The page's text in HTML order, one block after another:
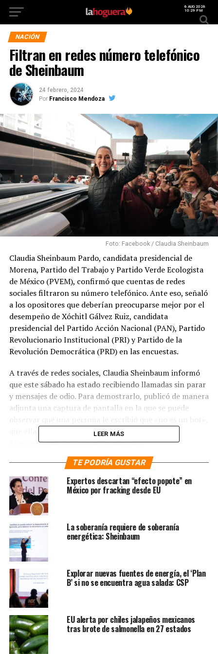
6 AUG 2026
10:29 PM
NACIÓN
Filtran en redes número telefónico
de Sheinbaum
24 febrero, 2024
Por Francisco Mendoza
Foto: Facebook / Claudia Sheinbaum
Claudia Sheinbaum Pardo, candidata presidencial de
Morena, Partido del Trabajo y Partido Verde Ecologista
de México (PVEM), confirmó que cuentas de redes
sociales filtraron su número telefónico. Ante eso, señaló
a los opositores que deberían preocuparse mejor por el
desempeño de Xóchitl Gálvez Ruiz, candidata
presidencial del Partido Acción Nacional (PAN), Partido
Revolucionario Institucional (PRI) y Partido de la
Revolución Democrática (PRD) en las encuestas.
A través de redes sociales, Claudia Sheinbaum informó
que este sábado ha estado recibiendo llamadas sin parar
y mensajes de odio. Para demostrarlo, publicó de manera
adjunta una captura de pantalla en la que se puede
que ella no lo representa y le agrega los hashtag
#Narcopresidente y #Narcocandidata.
«Alguien publicó mi número de teléfono celular en
redes sociales. Es obvio lo que quieren hacer, de nuevo
sus ataques son tan burdos como inofensivos», redactó
la aspirante a suceder al presidente Andrés Manuel
López Obrador (AMLO) como titular del Poder Ejecutivo
Federal.
Te puede interesar
guerra sucia contra lo
inevitable: la continuidad de la
Hernández
Finalmente, Sheinbaum Pardo mandó un mensaje
LEER MÁS
TE PODRÍA GUSTAR
Expertos descartan “efecto popote” en
México por fracking desde EU
La soberanía requiere de soberanía
energética: Sheinbaum
Explorar nuevas fuentes de energía, el ‘Plan
B’ si no se encuentra agua salada: CSP
EU alerta por chiles jalapeños mexicanos
tras brote de salmonella en 27 estados